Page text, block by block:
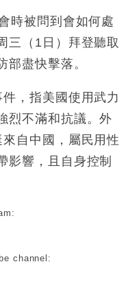
時被問到會如何處
三（1日）拜登聽取
部盡快擊落。
，指美國使用武力
烈不滿和抗議。外
自中國，屬民用性
影響，且自身控制
channel: